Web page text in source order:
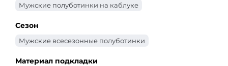
Мужские полуботинки на каблуке
Сезон
Мужские всесезонные полуботинки
Материал подкладки